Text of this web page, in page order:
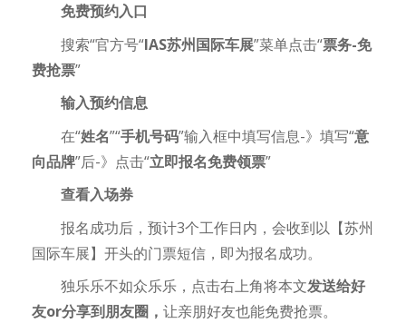
免费预约入口
搜索“官方号“IAS苏州国际车展”菜单点击“票务-免
费抢票”
输入预约信息
在“姓名”“手机号码”输入框中填写信息-》填写“意
向品牌”后-》点击“立即报名免费领票”
查看入场券
报名成功后，预计3个工作日内，会收到以【苏州
国际车展】开头的门票短信，即为报名成功。
独乐乐不如众乐乐，点击右上角将本文发送给好
友or分享到朋友圈， 让亲朋好友也能免费抢票。